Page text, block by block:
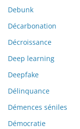
Debunk
Décarbonation
Décroissance
Deep learning
Deepfake
Délinquance
Démences séniles
Démocratie